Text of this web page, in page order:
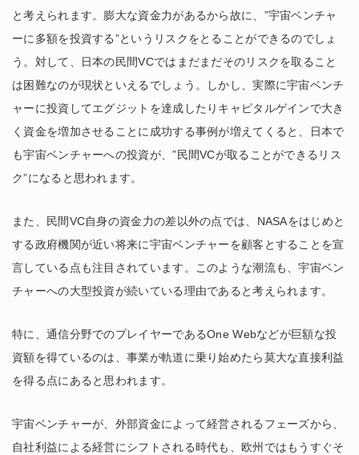
と考えられます。膨大な資金力があるから故に、”宇宙ベンチャ
ーに多額を投資する”というリスクをとることができるのでしょ
う。対して、日本の民間VCではまだまだそのリスクを取ること
は困難なのが現状といえるでしょう。しかし、実際に宇宙ベンチ
ャーに投資してエグジットを達成したりキャピタルゲインで大き
く資金を増加させることに成功する事例が増えてくると、日本で
も宇宙ベンチャーへの投資が、”民間VCが取ることができるリス
ク”になると思われます。
また、民間VC自身の資金力の差以外の点では、NASAをはじめと
する政府機関が近い将来に宇宙ベンチャーを顧客とすることを宣
言している点も注目されています。このような潮流も、宇宙ベン
チャーへの大型投資が続いている理由であると考えられます。
特に、通信分野でのプレイヤーであるOne Webなどが巨額な投
資額を得ているのは、事業が軌道に乗り始めたら莫大な直接利益
を得る点にあると思われます。
宇宙ベンチャーが、外部資金によって経営されるフェーズから、
自社利益による経営にシフトされる時代も、欧州ではもうすぐそ